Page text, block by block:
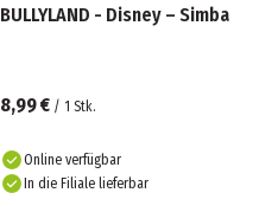
BULLYLAND - Disney – Simba
8,99 € / 1 Stk.
Online verfügbar
In die Filiale lieferbar